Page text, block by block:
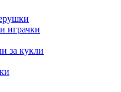
играчки
за кукли